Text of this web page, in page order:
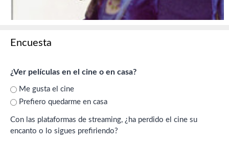
Encuesta
¿Ver películas en el cine o en casa?
Me gusta el cine
Prefiero quedarme en casa
Con las plataformas de streaming, ¿ha perdido el cine su
encanto o lo sigues prefiriendo?